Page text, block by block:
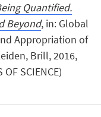
Quantified.
Beyond, in: Global
Appropriation of
Brill, 2016,
SCIENCE)